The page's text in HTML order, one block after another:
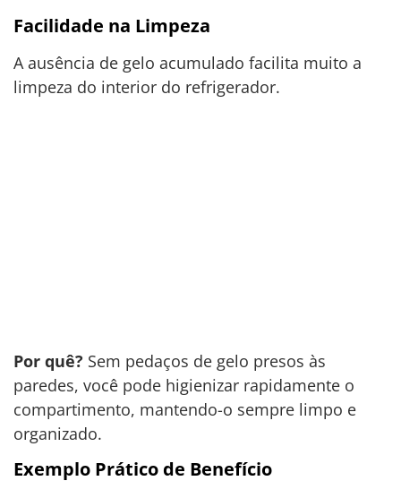
Facilidade na Limpeza
A ausência de gelo acumulado facilita muito a
limpeza do interior do refrigerador.
Por quê? Sem pedaços de gelo presos às
paredes, você pode higienizar rapidamente o
compartimento, mantendo-o sempre limpo e
organizado.
Exemplo Prático de Benefício